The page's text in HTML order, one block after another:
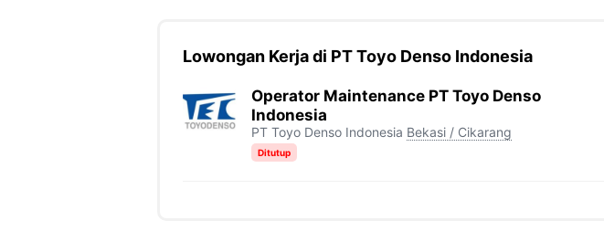
Lowongan Kerja di PT Toyo Denso Indonesia
Operator Maintenance PT Toyo Denso
Indonesia
PT Toyo Denso Indonesia Bekasi / Cikarang
Ditutup